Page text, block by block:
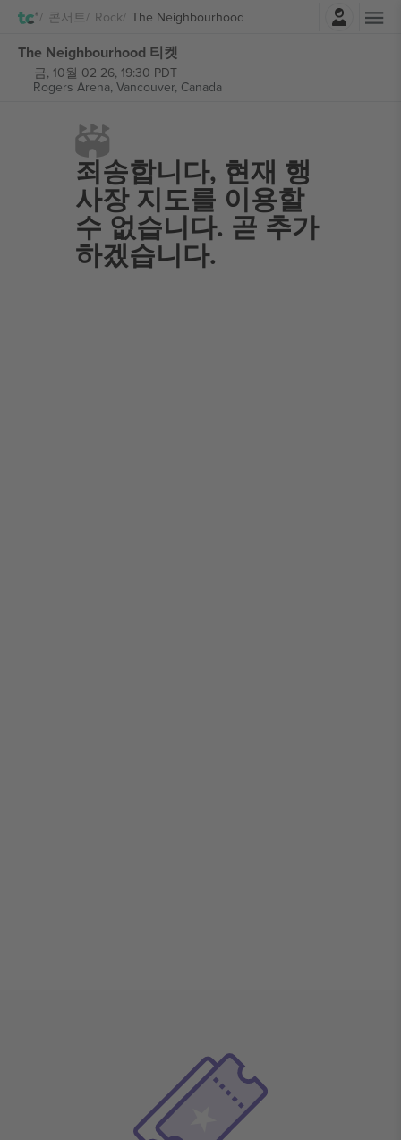
콘서트 Rock The Neighbourhood로그인
The Neighbourhood 티켓
금, 10월 02 26, 19:30 PDT
Rogers Arena, Vancouver, Canada
죄송합니다, 현재 행
사장 지도를 이용할
수 없습니다. 곧 추가
하겠습니다.